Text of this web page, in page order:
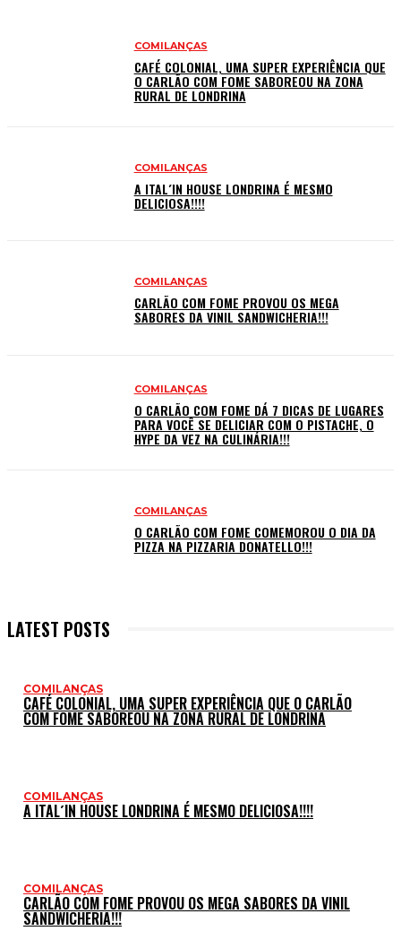
COMILANÇAS
CAFÉ COLONIAL, UMA SUPER EXPERIÊNCIA QUE
O CARLÃO COM FOME SABOREOU NA ZONA
RURAL DE LONDRINA
COMILANÇAS
A ITAL´IN HOUSE LONDRINA É MESMO
DELICIOSA!!!!
COMILANÇAS
CARLÃO COM FOME PROVOU OS MEGA
SABORES DA VINIL SANDWICHERIA!!!
COMILANÇAS
O CARLÃO COM FOME DÁ 7 DICAS DE LUGARES
PARA VOCÊ SE DELICIAR COM O PISTACHE, O
HYPE DA VEZ NA CULINÁRIA!!!
COMILANÇAS
O CARLÃO COM FOME COMEMOROU O DIA DA
PIZZA NA PIZZARIA DONATELLO!!!
LATEST POSTS
COMILANÇAS
CAFÉ COLONIAL, UMA SUPER EXPERIÊNCIA QUE O CARLÃO
COM FOME SABOREOU NA ZONA RURAL DE LONDRINA
COMILANÇAS
A ITAL´IN HOUSE LONDRINA É MESMO DELICIOSA!!!!
COMILANÇAS
CARLÃO COM FOME PROVOU OS MEGA SABORES DA VINIL
SANDWICHERIA!!!